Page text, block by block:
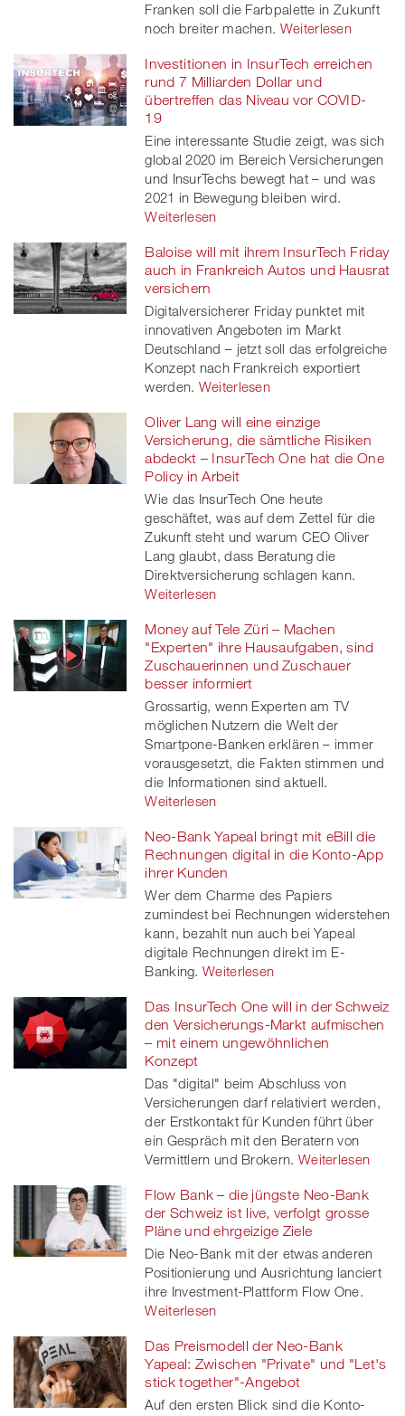
Franken soll die Farbpalette in Zukunft
noch breiter machen. Weiterlesen
Investitionen in InsurTech erreichen
rund 7 Milliarden Dollar und
übertreffen das Niveau vor COVID-
19
Eine interessante Studie zeigt, was sich
global 2020 im Bereich Versicherungen
und InsurTechs bewegt hat – und was
2021 in Bewegung bleiben wird.
Weiterlesen
Baloise will mit ihrem InsurTech Friday
auch in Frankreich Autos und Hausrat
versichern
Digitalversicherer Friday punktet mit
innovativen Angeboten im Markt
Deutschland – jetzt soll das erfolgreiche
Konzept nach Frankreich exportiert
werden. Weiterlesen
Oliver Lang will eine einzige
Versicherung, die sämtliche Risiken
abdeckt – InsurTech One hat die One
Policy in Arbeit
Wie das InsurTech One heute
geschäftet, was auf dem Zettel für die
Zukunft steht und warum CEO Oliver
Lang glaubt, dass Beratung die
Direktversicherung schlagen kann.
Weiterlesen
Money auf Tele Züri – Machen
"Experten" ihre Hausaufgaben, sind
Zuschauerinnen und Zuschauer
besser informiert
Grossartig, wenn Experten am TV
möglichen Nutzern die Welt der
Smartpone-Banken erklären – immer
vorausgesetzt, die Fakten stimmen und
die Informationen sind aktuell.
Weiterlesen
Neo-Bank Yapeal bringt mit eBill die
Rechnungen digital in die Konto-App
ihrer Kunden
Wer dem Charme des Papiers
zumindest bei Rechnungen widerstehen
kann, bezahlt nun auch bei Yapeal
digitale Rechnungen direkt im E-
Banking.Weiterlesen
Das InsurTech One will in der Schweiz
den Versicherungs-Markt aufmischen
– mit einem ungewöhnlichen
Konzept
Das "digital" beim Abschluss von
Versicherungen darf relativiert werden,
der Erstkontakt für Kunden führt über
ein Gespräch mit den Beratern von
Vermittlern und Brokern. Weiterlesen
Flow Bank – die jüngste Neo-Bank
der Schweiz ist live, verfolgt grosse
Pläne und ehrgeizige Ziele
Die Neo-Bank mit der etwas anderen
Positionierung und Ausrichtung lanciert
ihre Investment-Plattform Flow One.
Weiterlesen
Das Preismodell der Neo-Bank
Yapeal: Zwischen "Private" und "Let's
stick together"-Angebot
Auf den ersten Blick sind die Konto-